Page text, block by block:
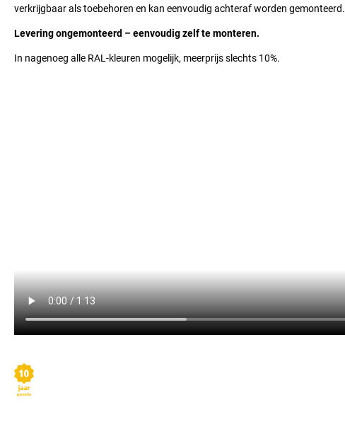
verkrijgbaar als toebehoren en kan eenvoudig achteraf worden gemonteerd.
Levering ongemonteerd – eenvoudig zelf te monteren.
In nagenoeg alle RAL-kleuren mogelijk, meerprijs slechts 10%.